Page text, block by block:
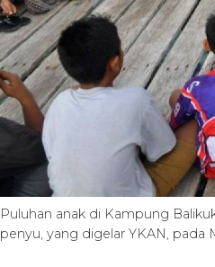
Puluhan anak di Kampung
penyu, yang digelar YKAN, pada